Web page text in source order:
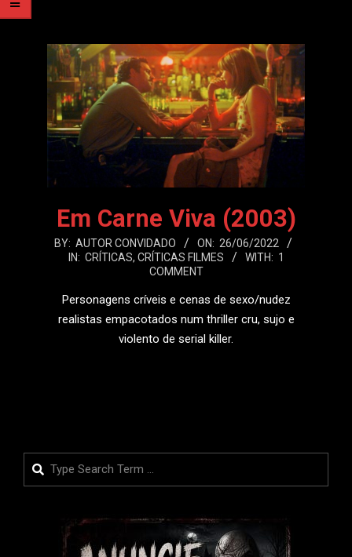
Em Carne Viva (2003)
2022-
BY: AUTOR CONVIDADO ON: 26/06/2022
IN: CRÍTICAS, CRÍTICAS FILMES WITH: 1
COMMENT
Personagens críveis e cenas de sexo/nudez
realistas empacotados num thriller cru, sujo e
violento de serial killer.
Search